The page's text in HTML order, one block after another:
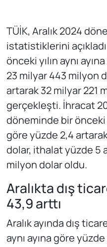
TÜİK, Aralık 2024
istatistiklerini
önceki yılın aynı
23 milyar 443 milyon
artarak 32 milyar 221
gerçekleşti. İhracat
döneminde bir önceki
göre yüzde 2,4
dolar, ithalat yüzde 5
milyon dolar oldu.
Aralıkta dış
43,9 arttı
Aralık ayında dış
aynı ayına göre